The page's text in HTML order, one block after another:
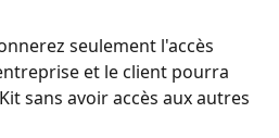
seulement l'accès
et le client pourra
sans avoir accès aux autres